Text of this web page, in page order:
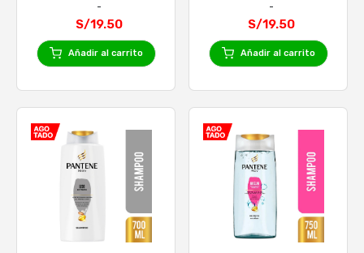
S/19.50
Añadir al carrito
400Ml
S/19.50
Añadir al carrito